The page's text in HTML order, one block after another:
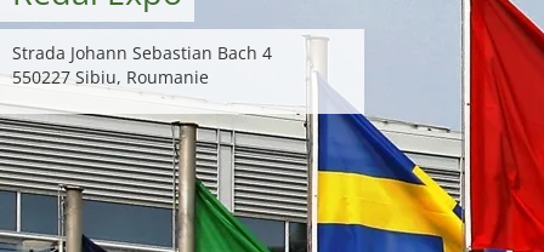
Strada Johann Sebastian Bach 4
550227 Sibiu, Roumanie